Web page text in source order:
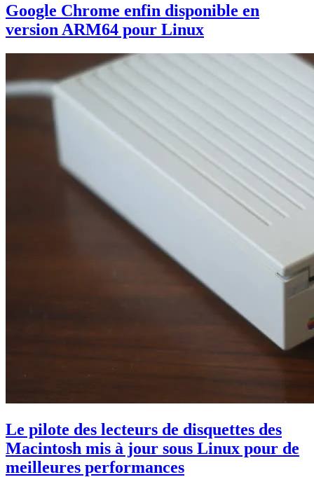
Google Chrome enfin disponible en
version ARM64 pour Linux
Le pilote des lecteurs de disquettes des
Macintosh mis à jour sous Linux pour de
meilleures performances